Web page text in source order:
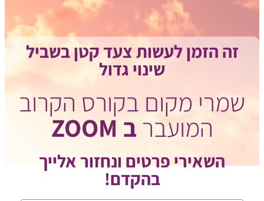
זה הזמן לעשות צעד קטן בשביל
שינוי גדול
שמרי מקום בקורס הקרוב
המועבר ב ZOOM
השאירי פרטים ונחזור אלייך
בהקדם!